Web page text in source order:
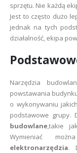
sprzętu. Nie każdą
Jest to często dużo
jednak na tych
działalność, ekipa
Narzędzia
powstawania
o wykonywaniu
podstawowe grupy.
budowlane,takie
Wymieniać
elektronarzędzia.